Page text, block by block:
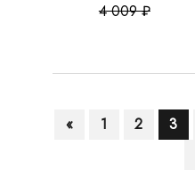
4 009 ₽
« 1 2 3